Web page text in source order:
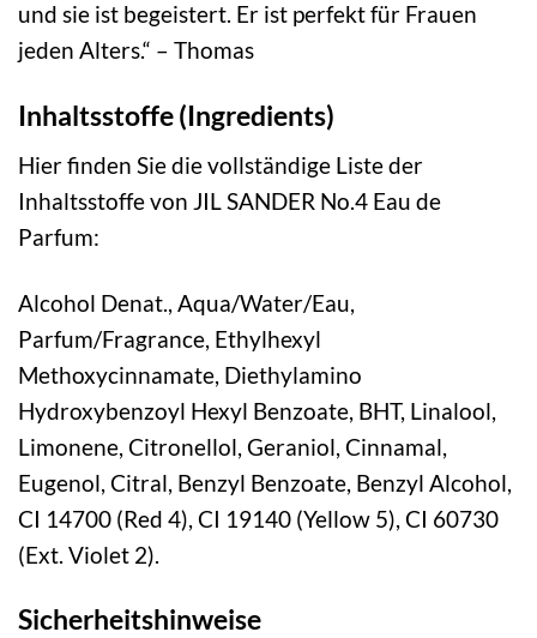
und sie ist begeistert. Er ist perfekt für Frauen
jeden Alters.“ – Thomas
Inhaltsstoffe (Ingredients)
Hier finden Sie die vollständige Liste der
Inhaltsstoffe von JIL SANDER No.4 Eau de
Parfum:
Alcohol Denat., Aqua/Water/Eau,
Parfum/Fragrance, Ethylhexyl
Methoxycinnamate, Diethylamino
Hydroxybenzoyl Hexyl Benzoate, BHT, Linalool,
Limonene, Citronellol, Geraniol, Cinnamal,
Eugenol, Citral, Benzyl Benzoate, Benzyl Alcohol,
CI 14700 (Red 4), CI 19140 (Yellow 5), CI 60730
(Ext. Violet 2).
Sicherheitshinweise